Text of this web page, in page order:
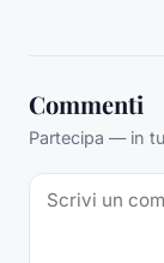
Commenti
Partecipa — in